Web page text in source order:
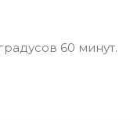
60 минут.